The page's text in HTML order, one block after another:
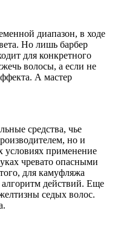
диапазон, в ходе
Но лишь барбер
для конкретного
волосы, а если не
А мастер
средства, чье
но и
условиях применение
чревато опасными
для камуфляжа
действий. Еще
седых волос.